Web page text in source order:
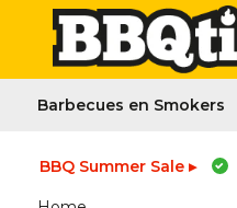
Barbecues en Smokers
BBQ Summer Sale ▸